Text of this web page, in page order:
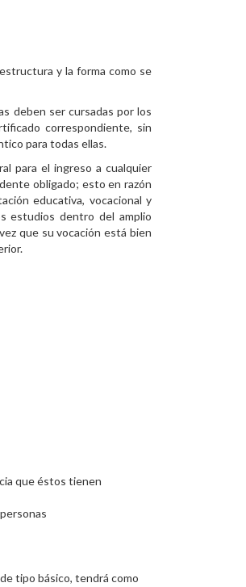
y la forma como se
deben ser cursadas por los
correspondiente, sin
para todas ellas.
para el ingreso a cualquier
obligado; esto en razón
educativa, vocacional y
estudios dentro del amplio
que su vocación está bien
que éstos tienen
tipo básico, tendrá como